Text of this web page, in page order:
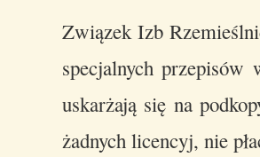
Związek Izb
specjalnych przepisów
uskarżają się na
żadnych licencyj, nie